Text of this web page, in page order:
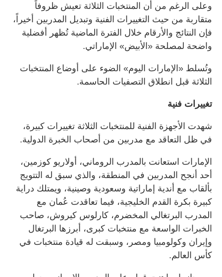
وعلى الرغم من أن المنتخبات الثلاثة تعيش ظروفاً
متقاربة من حيث التغييرات الفنية وتبديل المدربين أخيراً،
فإن النتائج والأرقام خلال الفترة الماضية تُظهر أفضلية
واضحة لمصلحة «الأبيض» الإماراتي.
وتُسلط «الإمارات اليوم» الضوء على أوضاع المنتخبات
الثلاثة قبل انطلاق التصفيات الحاسمة.
تغييرات فنية
شهدت الأجهزة الفنية للمنتخبات الثلاثة تغييرات كبيرة،
في ظل التعاقد مع مدربين من أصحاب الخبرة الدولية.
الإمارات استعانت بالمدرب الروماني، أولاريو كوزمين،
أحد أنجح المدربين في المنطقة، والذي سبق له التتويج
بألقاب مع أندية إماراتية وسعودية وصينية، ويمتلك دراية
كبيرة بكرة القدم الخليجية، فيما تعاقدت عُمان مع
المدرب البرتغالي المخضرم، كارلوس كيروش، صاحب
الخبرات الواسعة مع منتخبات كبرى، أبرزها البرتغال
وإيران وكولومبيا ومصر، وسبقت له قيادة منتخبات في
كأس العالم.